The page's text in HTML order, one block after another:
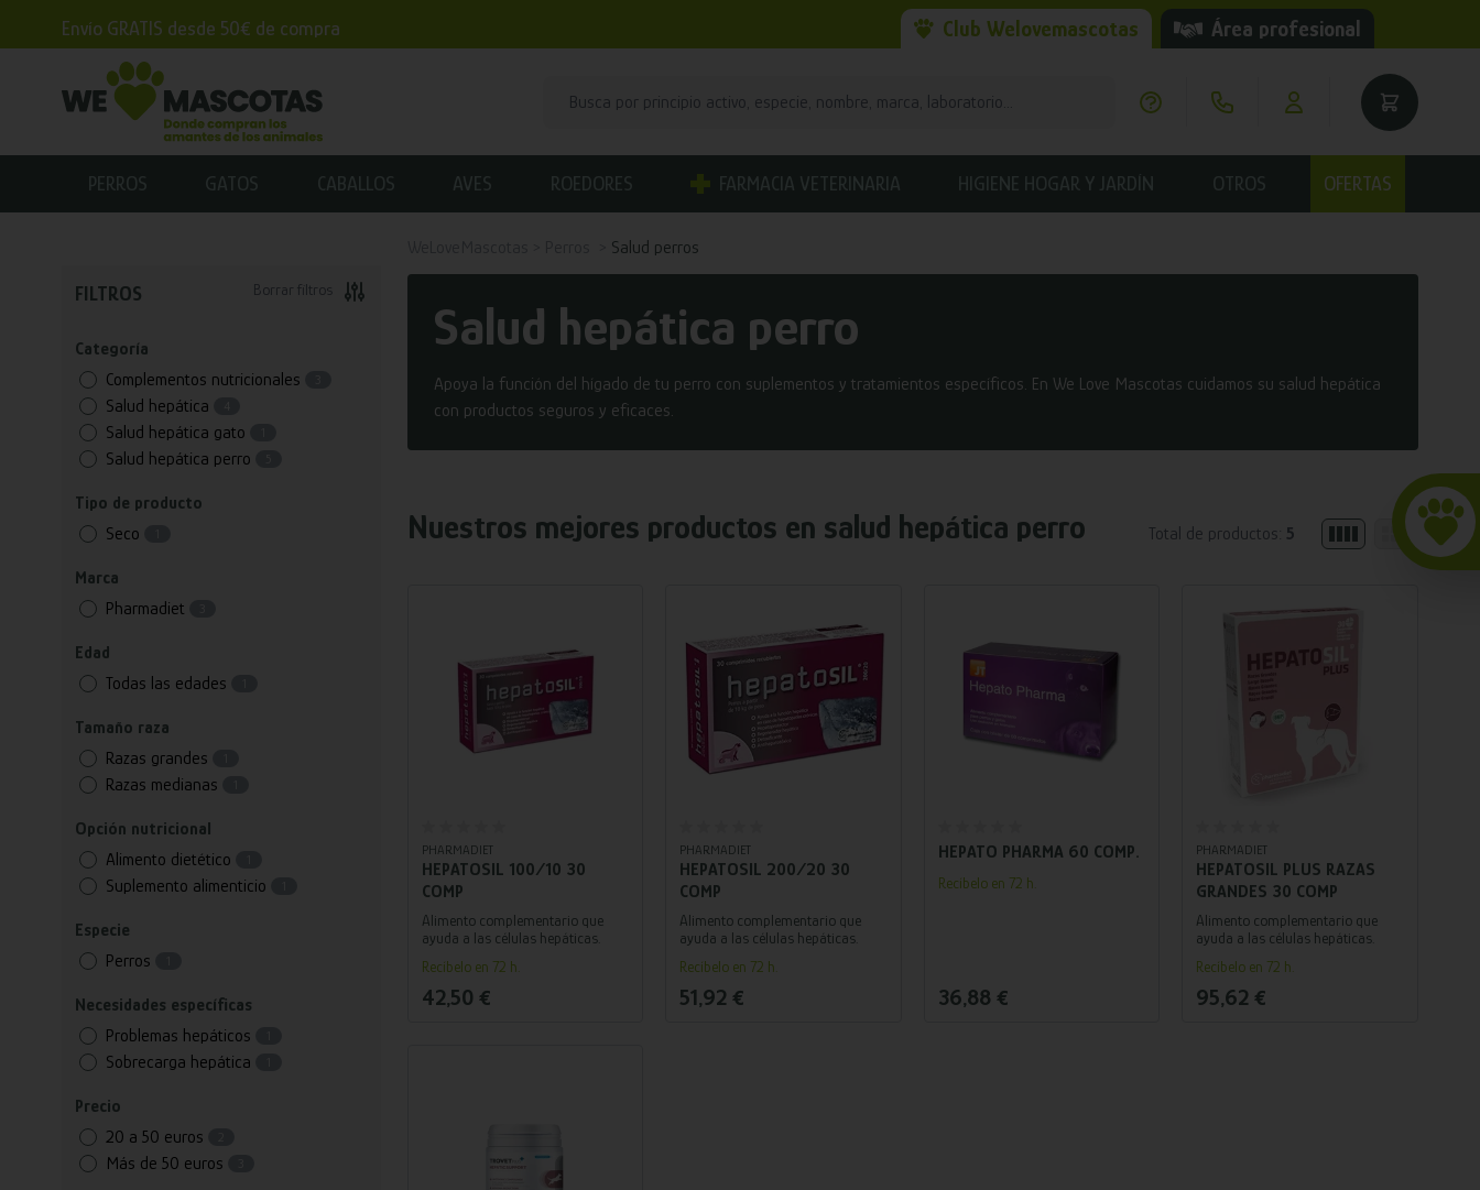
Envío GRATIS desde 50€ de compra Club Welovemascotas Área profesional
PERROS GATOS CABALLOS AVES ROEDORES FARMACIA VETERINARIA HIGIENE HOGAR Y JARDÍN OTROS OFERTAS
FILTROS Borrar filtros
Categoría
Complementos nutricionales
Salud hepática
Salud hepática gato
Salud hepática perro
Tipo de producto
Seco
Marca
Pharmadiet
Edad
Todas las edades
Tamaño raza
Razas grandes
Razas medianas
Opción nutricional
Alimento dietético
Suplemento alimenticio
Especie
Perros
Necesidades específicas
Problemas hepáticos
Sobrecarga hepática
Precio
20 a 50 euros
Más de 50 euros
Salud perros
Salud hepática perro
Apoya la función del hígado de tu perro con suplementos y tratamientos específicos. En We Love Mascotas cuidamos su salud hepática
con productos seguros y eficaces.
Nuestros mejores productos en salud hepática perro Total de productos: 5
PHARMADIET
HEPATOSIL 100/10 30
COMP
Alimento complementario que
ayuda a las células hepáticas.
Recíbelo en 72 h.
42,50 €
PHARMADIET
HEPATOSIL 200/20 30
COMP
Alimento complementario que
ayuda a las células hepáticas.
Recíbelo en 72 h.
51,92 €
HEPATO PHARMA 60 COMP.
Recíbelo en 72 h.
36,88 €
PHARMADIET
HEPATOSIL PLUS RAZAS
GRANDES 30 COMP
Alimento complementario que
ayuda a las células hepáticas.
Recíbelo en 72 h.
95,62 €